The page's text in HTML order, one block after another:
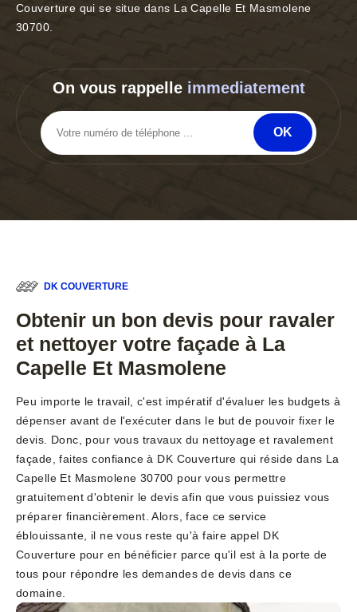
Couverture qui se situe dans La Capelle Et Masmolene
30700.
On vous rappelle immediatement
DK COUVERTURE
Obtenir un bon devis pour ravaler
et nettoyer votre façade à La
Capelle Et Masmolene
Peu importe le travail, c'est impératif d'évaluer les budgets à
dépenser avant de l'exécuter dans le but de pouvoir fixer le
devis. Donc, pour vous travaux du nettoyage et ravalement
façade, faites confiance à DK Couverture qui réside dans La
Capelle Et Masmolene 30700 pour vous permettre
gratuitement d'obtenir le devis afin que vous puissiez vous
préparer financièrement. Alors, face ce service
éblouissante, il ne vous reste qu'à faire appel DK
Couverture pour en bénéficier parce qu'il est à la porte de
tous pour répondre les demandes de devis dans ce
domaine.